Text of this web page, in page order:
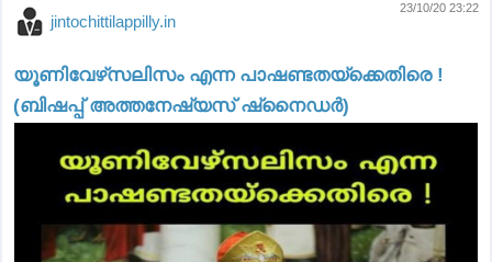
jintochittilappilly.in
23/10/20 23:22
യൂണിവേഴ്‌സലിസം എന്ന പാഷണ്ടതയ്‌ക്കെതിരെ !
(ബിഷപ്പ് അത്തനേഷ്യസ് ഷ്‌നൈഡർ)